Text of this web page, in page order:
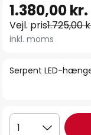
starten
af
Serpent LED-
1.380,00 kr.
Vejl. pris1.725,00
inkl. moms
1